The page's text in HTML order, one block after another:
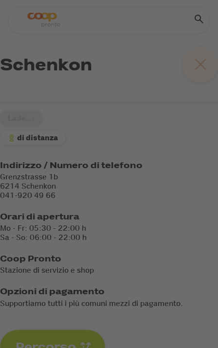
Schenkon
di distanza
Indirizzo / Numero di telefono
Grenzstrasse 1b
6214 Schenkon
041-920 49 66
Orari di apertura
Mo - Fr: 05:30 - 22:00 h
Sa - So: 06:00 - 22:00 h
Coop Pronto
Stazione di servizio e shop
Opzioni di pagamento
Supportiamo tutti i più comuni mezzi di pagamento.